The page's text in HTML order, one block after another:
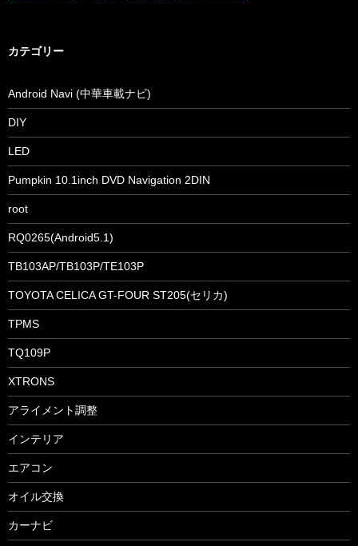
カテゴリー
Android Navi (中華車載ナビ)
DIY
LED
Pumpkin 10.1inch DVD Navigation 2DIN
root
RQ0265(Android5.1)
TB103AP/TB103P/TE103P
TOYOTA CELICA GT-FOUR ST205(セリカ)
TPMS
TQ109P
XTRONS
アライメント調整
インテリア
エアコン
オイル交換
カーナビ